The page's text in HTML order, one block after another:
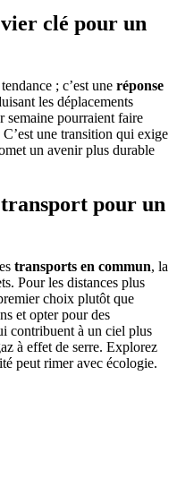
clé pour un
; c’est une réponse
les déplacements
semaine pourraient faire
C’est une transition qui exige
un avenir plus durable
transport pour un
transports en commun, la
Pour les distances plus
choix plutôt que
et opter pour des
contribuent à un ciel plus
à effet de serre. Explorez
peut rimer avec écologie.